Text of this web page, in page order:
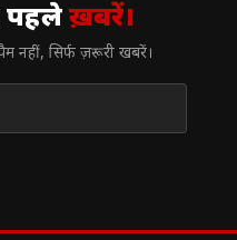
पहलेख़बरें।
नहीं, सिर्फ ज़रूरी खबरें।